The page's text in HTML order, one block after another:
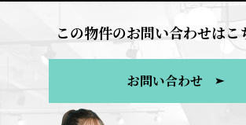
この物件のお問い合わせはこ
お問い合わせ